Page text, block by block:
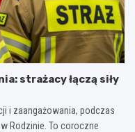
strażacy łączą siły
i zaangażowania, podczas
Rodzinie. To coroczne